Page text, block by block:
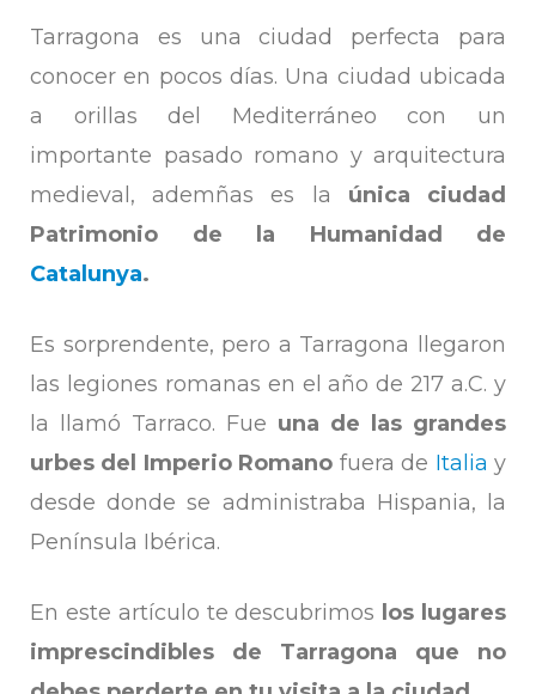
Tarragona es una ciudad perfecta para
conocer en pocos días. Una ciudad ubicada
a orillas del Mediterráneo con un
importante pasado romano y arquitectura
medieval, ademñas es la única ciudad
Patrimonio de la Humanidad de
Catalunya.
Es sorprendente, pero a Tarragona llegaron
las legiones romanas en el año de 217 a.C. y
la llamó Tarraco. Fue una de las grandes
urbes del Imperio Romano fuera de Italia y
desde donde se administraba Hispania, la
Península Ibérica.
En este artículo te descubrimos los lugares
imprescindibles de Tarragona que no